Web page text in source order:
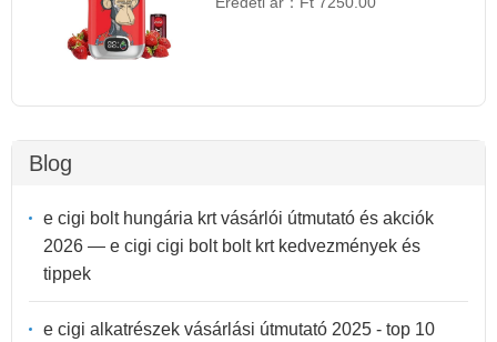
Blog
e cigi bolt hungária krt vásárlói útmutató és akciók
2026 — e cigi cigi bolt bolt krt kedvezmények és
tippek
e cigi alkatrészek vásárlási útmutató 2025 - top 10